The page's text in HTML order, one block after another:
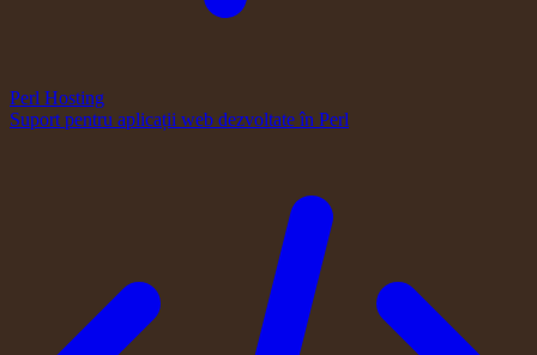
Perl Hosting
Suport pentru aplicații web dezvoltate în Perl